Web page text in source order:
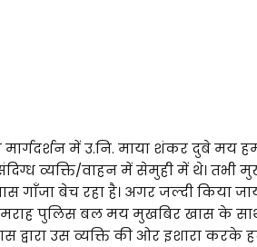
मार्गदर्शन में उ.नि. माया शंकर दुबे मय
व्यक्ति/वाहन में सेमुही में थे। तभी
गाँजा बेच रहा है। अगर जल्दी किया
पुलिस बल मय मुखबिर खास के
उस व्यक्ति की ओर इशारा करके